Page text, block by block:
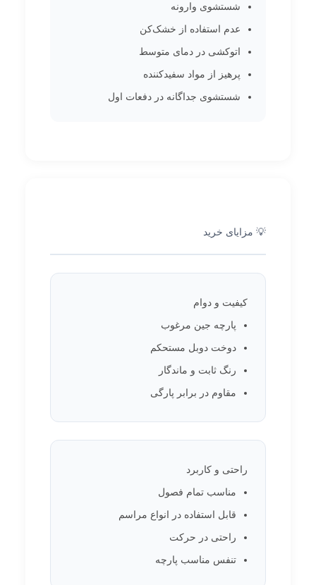
شستشوی وارونه
عدم استفاده از خشک‌کن
اتوکشی در دمای متوسط
پرهیز از مواد سفیدکننده
شستشوی جداگانه در دفعات اول
💡 مزایای خرید
کیفیت و دوام
پارچه جین مرغوب
دوخت دوبل مستحکم
رنگ ثابت و ماندگار
مقاوم در برابر پارگی
راحتی و کاربرد
مناسب تمام فصول
قابل استفاده در انواع مراسم
راحتی در حرکت
تنفس مناسب پارچه